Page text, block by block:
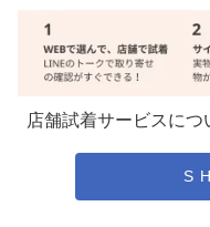
店舗試着サービスにつ
S